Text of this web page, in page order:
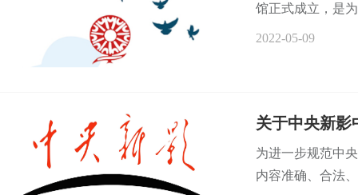
馆正式成立，是
2022-05-09
关于中央新影
为进一步规范中
内容准确、合法